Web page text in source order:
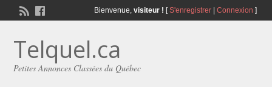
Bienvenue, visiteur ! [S'enregistrer| Connexion ]
Telquel.ca
Petites Annonces Classées du Québec